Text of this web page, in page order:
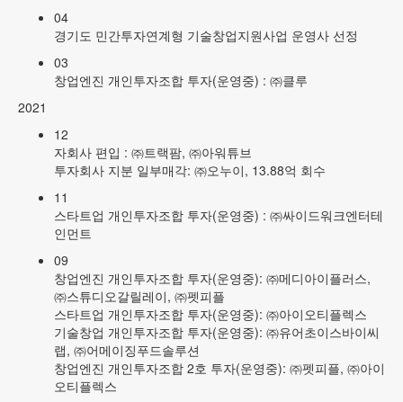
04
경기도 민간투자연계형 기술창업지원사업 운영사 선정
03
창업엔진 개인투자조합 투자(운영중) : ㈜클루
2021
12
자회사 편입 : ㈜트랙팜, ㈜아워튜브
투자회사 지분 일부매각: ㈜오누이, 13.88억 회수
11
스타트업 개인투자조합 투자(운영중) : ㈜싸이드워크엔터테
인먼트
09
창업엔진 개인투자조합 투자(운영중): ㈜메디아이플러스,
㈜스튜디오갈릴레이, ㈜펫피플
스타트업 개인투자조합 투자(운영중): ㈜아이오티플렉스
기술창업 개인투자조합 투자(운영중): ㈜유어초이스바이씨
랩, ㈜어메이징푸드솔루션
창업엔진 개인투자조합 2호 투자(운영중): ㈜펫피플, ㈜아이
오티플렉스